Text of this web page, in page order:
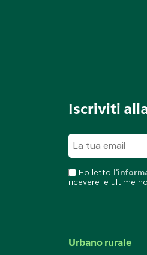
Iscriviti
Ho letto
ricevere le ultime
Urbano rurale